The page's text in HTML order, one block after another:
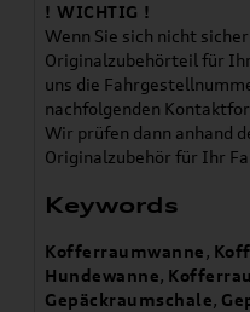
! WICHTIG !
Wenn Sie sich nicht
Originalzubehörteil für
uns die
nachfolgenden
Wir prüfen dann anhand
Originalzubehör für Ihr
Keywords
Kofferraumwanne,
Hundewanne,
Gepäckraumschale,